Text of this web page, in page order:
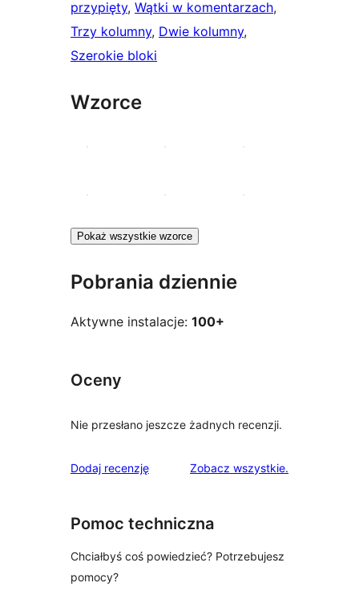
przypięty, Wątki w komentarzach
Trzy kolumny, Dwie kolumny
Szerokie bloki
Wzorce
Pokaż wszystkie wzorce
Pobrania dziennie
Aktywne instalacje: 100+
Oceny
Nie przesłano jeszcze żadnych recenzji.
Dodaj recenzję Zobacz wszystkierecenzje
.
Pomoc techniczna
Chciałbyś coś powiedzieć? Potrzebujesz
pomocy?